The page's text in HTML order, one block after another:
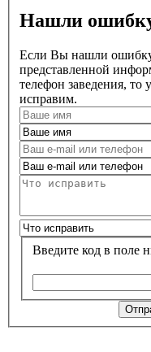
Нашли
Если Вы нашли
представленной
телефон заведения,
исправим.
Введите код в поле